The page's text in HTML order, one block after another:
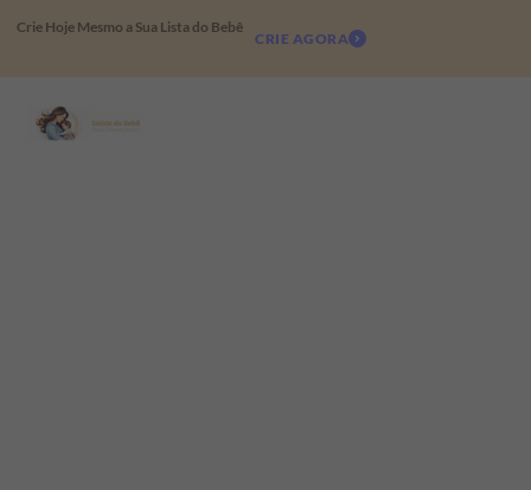
Crie Hoje Mesmo a Sua Lista do Bebê
CRIE AGORA